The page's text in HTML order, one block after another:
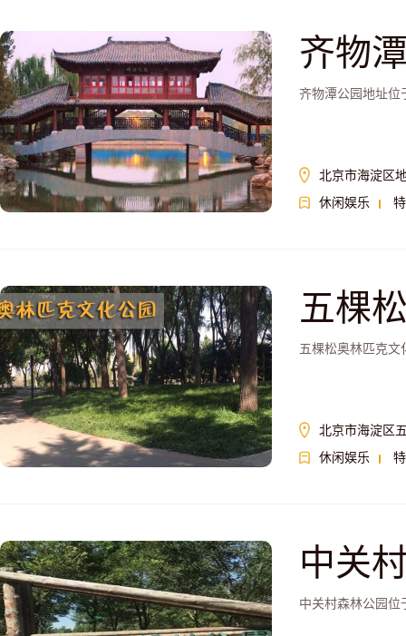
齐物
齐物潭公园地址位
北京市海淀区
休闲娱乐
五棵
五棵松奥林匹克文
北京市海淀区
休闲娱乐
中关
中关村森林公园位